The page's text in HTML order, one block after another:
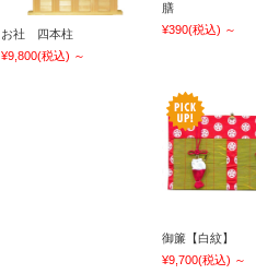
お社 四本柱
¥9,800(税込) ～
膳
¥390(税込) ～
御簾【白紋】
¥9,700(税込) ～